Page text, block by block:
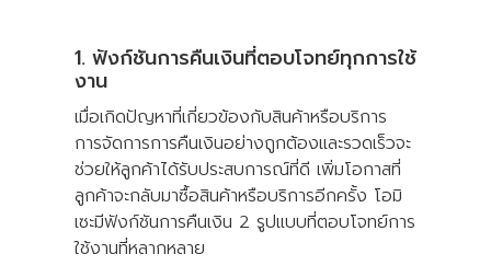
1. ฟังก์ชันการคืนเงินที่ตอบโจทย์ทุกการใช้
งาน
เมื่อเกิดปัญหาที่เกี่ยวข้องกับสินค้าหรือบริการ
การจัดการการคืนเงินอย่างถูกต้องและรวดเร็วจะ
ช่วยให้ลูกค้าได้รับประสบการณ์ที่ดี เพิ่มโอกาสที่
ลูกค้าจะกลับมาซื้อสินค้าหรือบริการอีกครั้ง โอมิ
เซะมีฟังก์ชันการคืนเงิน 2 รูปแบบที่ตอบโจทย์การ
ใช้งานที่หลากหลาย